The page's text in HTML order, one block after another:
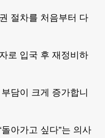
절차를 처음부터 다
로 입국 후 재정비하
담이 크게 증가합니
아가고 싶다”는 의사